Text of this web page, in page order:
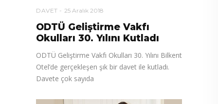
DAVET 25 Aralık 2018
ODTÜ Geliştirme Vakfı
Okulları 30. Yılını Kutladı
ODTÜ Geliştirme Vakfı Okulları 30. Yılını Bilkent
Otel’de gerçekleşen şık bir davet ile kutladı.
Davete çok sayıda